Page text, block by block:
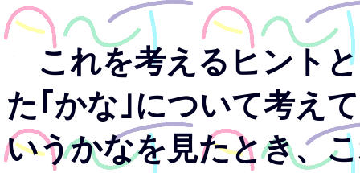
これを考えるヒント
た｢かな｣について考え
いうかなを見たとき、